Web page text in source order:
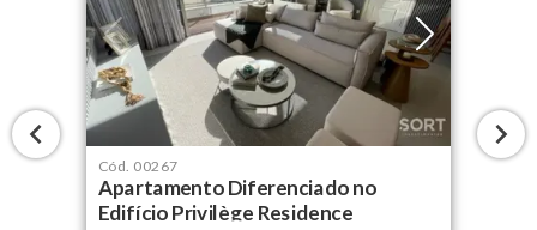
Cód. 00267
Apartamento Diferenciado no
Edifício Privilège Residence